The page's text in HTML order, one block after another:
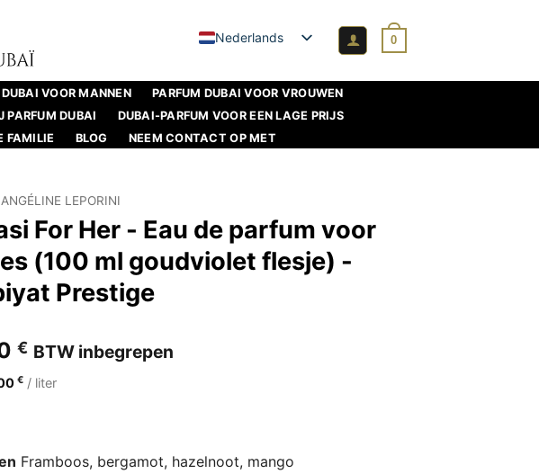
Nederlands 0
VOOR MANNEN
PARFUM DUBAI VOOR VROUWEN
PARFUM DUBAI
DUBAI-PARFUM VOOR EEN LAGE PRIJS
FAMILIE BLOG NEEM CONTACT OP MET
ANGÉLINE LEPORINI
For Her - Eau de parfum voor
(100 ml goudviolet flesje) -
Prestige
€ BTW inbegrepen
€ / liter
Framboos, bergamot, hazelnoot, mango